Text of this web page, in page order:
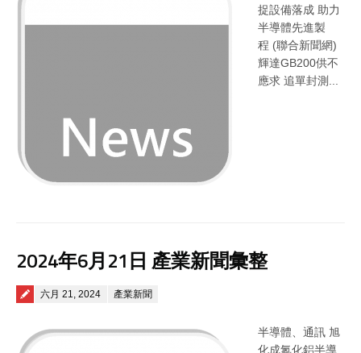
捉設備落成 助力
半導體先進製
程 (聯合新聞網)
輝達GB200供不
應求 追單封測...
2024年6月21日 產業新聞彙整
Posted on
六月 21, 2024 產業新聞
半導體、通訊 旭
化成氮化鋁半導